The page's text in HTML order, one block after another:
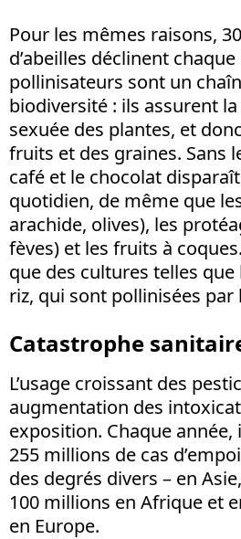
Pour les mêmes raisons,
d’abeilles déclinent
pollinisateurs sont un
biodiversité : ils assurent
sexuée des plantes, et
fruits et des graines. Sans
café et le chocolat
quotidien, de même que
arachide, olives), les
fèves) et les fruits à
que des cultures telles
riz, qui sont pollinisées par
Catastrophe
L’usage croissant des
augmentation des
exposition. Chaque année,
255 millions de cas
des degrés divers – en
100 millions en Afrique et
en Europe.